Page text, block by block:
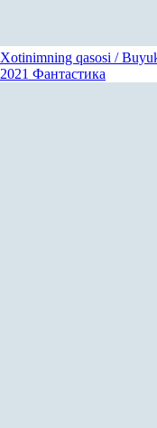
Xotinimning qasosi /
2021 Фантастика